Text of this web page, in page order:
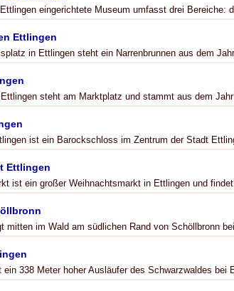
eingerichtete Museum umfasst drei Bereiche:
Ettlingen
in Ettlingen steht ein Narrenbrunnen aus dem
steht am Marktplatz und stammt aus dem
ist ein Barockschloss im Zentrum der Stadt
Ettlingen
ist ein großer Weihnachtsmarkt in Ettlingen und
mitten im Wald am südlichen Rand von Schöllbronn bei
ein 338 Meter hoher Ausläufer des Schwarzwaldes bei